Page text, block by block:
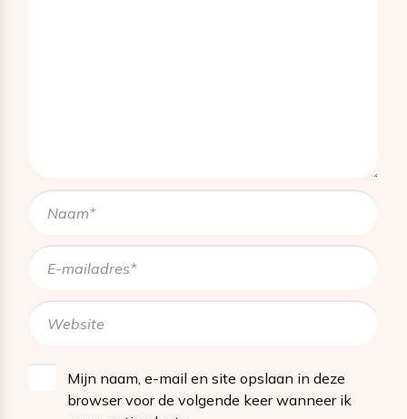
Mijn naam, e-mail en site opslaan in deze
browser voor de volgende keer wanneer ik